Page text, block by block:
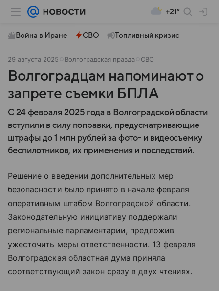
+21°
Война в Иране СВО Топливный кризис
29 августа 2025 Волгоградская правда СВО
Волгоградцам напоминают о
запрете съемки БПЛА
С 24 февраля 2025 года в Волгоградской области
вступили в силу поправки, предусматривающие
штрафы до 1 млн рублей за фото- и видеосъемку
беспилотников, их применения и последствий.
Решение о введении дополнительных мер
безопасности было принято в начале февраля
оперативным штабом Волгоградской области.
Законодательную инициативу поддержали
региональные парламентарии, предложив
ужесточить меры ответственности. 13 февраля
Волгоградская областная дума приняла
соответствующий закон сразу в двух чтениях.